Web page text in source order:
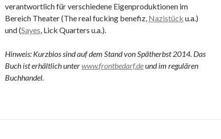
verantwortlich für verschiedene Eigenproduktionen im
Bereich Theater (The real fucking benefiz, Nazistück u.a.)
und (Sayes, Lick Quarters u.a.).
Hinweis: Kurzbios sind auf dem Stand von Spätherbst 2014. Das
Buch ist erhältlich unterwww.frontbedarf.deund im regulären
Buchhandel.